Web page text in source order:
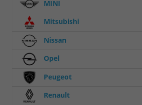
MINI
Mitsubishi
Nissan
Opel
Peugeot
Renault